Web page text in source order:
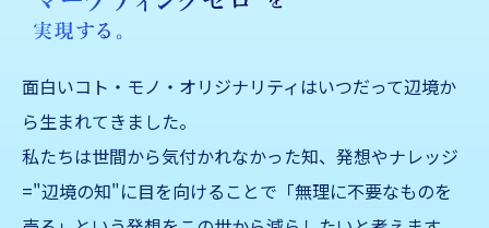
面白いコト・モノ・オリジナリティはいつだって辺境か
ら生まれてきました。
私たちは世間から気付かれなかった知、発想やナレッジ
="辺境の知"に目を向けることで「無理に不要なものを